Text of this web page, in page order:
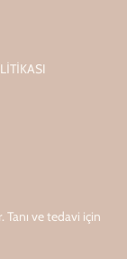
Tanı ve tedavi için